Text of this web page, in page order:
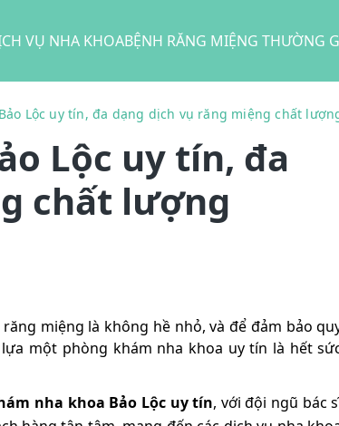
VỤ NHA KHOABỆNH RĂNG MIỆNG THƯỜNG
Lộc uy tín, đa dạng dịch vụ răng miệng chất
Lộc uy tín, đa
chất lượng
miệng là không hề nhỏ, và để đảm bảo
một phòng khám nha khoa uy tín là hết
nha khoa Bảo Lộc uy tín, với đội ngũ bác